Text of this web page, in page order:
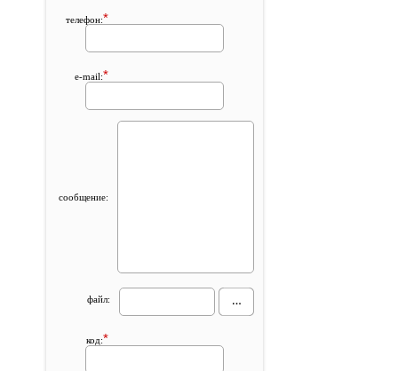
телефон:*
e-mail:*
сообщение:
файл:
код:*